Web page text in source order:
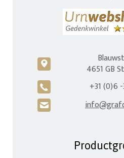
c
4651 GB
A +31 (0)6
H